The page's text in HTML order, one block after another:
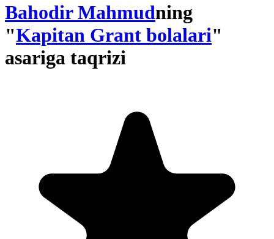
Bahodir Mahmudning
"Kapitan Grant bolalari"
asariga taqrizi